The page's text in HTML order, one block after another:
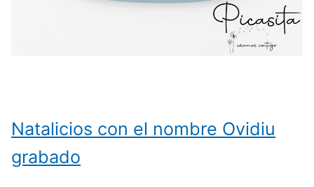
Natalicios con el nombre Ovidiu
grabado